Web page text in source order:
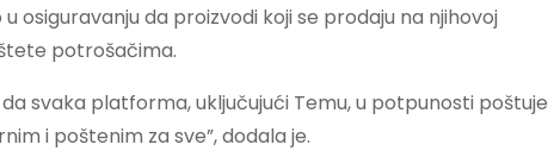
osiguravanju da proizvodi koji se prodaju na njihovoj
potrošačima.
svaka platforma, uključujući Temu, u potpunosti poštuje
i poštenim za sve”, dodala je.